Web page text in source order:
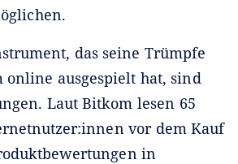
das seine Trümpfe
ausgespielt hat, sind
Laut Bitkom lesen 65
vor dem Kauf
in